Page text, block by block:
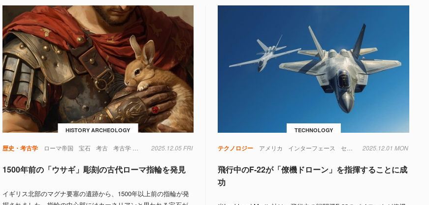
軍事
HISTORY ARCHEOLOGY
歴史・考古学 ローマ帝国 宝石 考古 考古学 2025.12.05 FRI
1500年前の「ウサギ」彫刻の古代ローマ指輪を発見
イギリス北部のマグナ要塞の遺跡から、1500年以上前の指輪が発
TECHNOLOGY
テクノロジー アメリカ インターフェース センサー ドローン 航空機
2025.12.01 MON
飛行中のF-22が「僚機ドローン」を指揮することに成
功